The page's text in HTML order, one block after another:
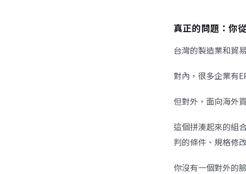
真正的問題：你
台灣的製造業和貿
對內，很多企業有
但對外，面向海外
這個拼湊起來的組
判的條件、規格修
你沒有一個對外的